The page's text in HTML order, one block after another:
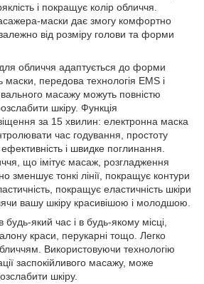
і покращує колір обличчя.
маски дає змогу комфортно
від розміру голови та форми
обличчя адаптується до форми
передова технологія EMS і
масажу можуть повністю
шкіру. Функція
за 15 хвилин: електронна маска
час годування, простоту
і швидке поглинання.
що імітує масаж, розгладження
зменшує тонкі лінії, покращує контури
покращує еластичність шкіри
вашу шкіру красивішою і молодшою.
будь-який час і в будь-якому місці,
краси, перукарні тощо. Легко
Використовуючи технологію
заспокійливого масажу, може
шкіру.